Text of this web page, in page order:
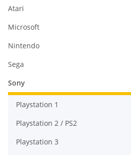
Atari
Microsoft
Nintendo
Sega
Sony
Playstation 1
Playstation 2 / PS2
Playstation 3